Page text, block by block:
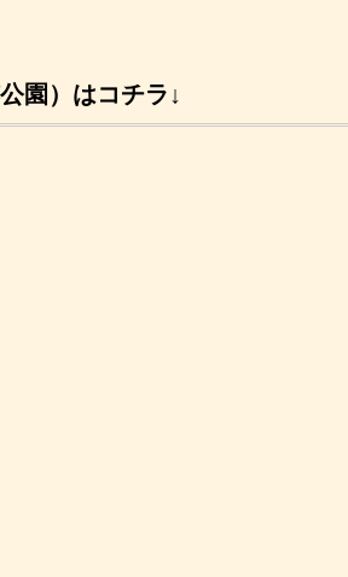
園）はコチラ↓